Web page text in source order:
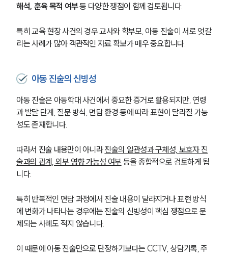
해석, 훈육 목적 여부 등 다양한 쟁점이 함께 검토됩니다.
특히 교육 현장 사건의 경우 교사와 학부모, 아동 진술이 서로 엇갈
리는 사례가 많아 객관적인 자료 확보가 매우 중요합니다.
아동 진술의 신빙성
아동 진술은 아동학대 사건에서 중요한 증거로 활용되지만, 연령
과 발달 단계, 질문 방식, 면담 환경 등에 따라 표현이 달라질 가능
성도 존재합니다.
따라서 진술 내용만이 아니라 진술의 일관성과 구체성, 보호자 진
술과의 관계, 외부 영향 가능성 여부 등을 종합적으로 검토하게 됩
니다.
특히 반복적인 면담 과정에서 진술 내용이 달라지거나 표현 방식
에 변화가 나타나는 경우에는 진술의 신빙성이 핵심 쟁점으로 문
제되는 사례도 적지 않습니다.
이 때문에 아동 진술만으로 단정하기보다는 CCTV, 상담기록, 주